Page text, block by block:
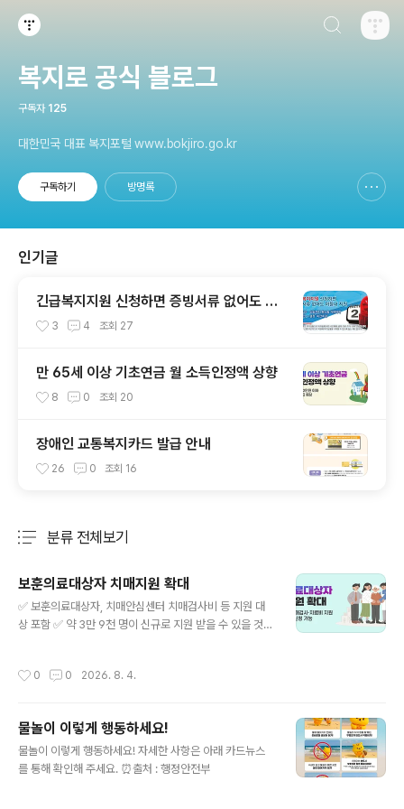
복지로 공식 블로그
구독자 125
대한민국 대표 복지포털 www.bokjiro.go.kr
구독하기 방명록
인기글
긴급복지지원 신청하면 증빙서류 없어도 이
틀내 지원
3 4 조회 27
만 65세 이상 기초연금 월 소득인정액 상향
8 0 조회 20
장애인 교통복지카드 발급 안내
26 0 조회 16
분류 전체보기
보훈의료대상자 치매지원 확대
✅ 보훈의료대상자, 치매안심센터 치매검사비 등 지원 대
상 포함 ✅ 약 3만 9천 명이 신규로 지원 받을 수 있을 것으
이 거주지 인근 병·의원이나 치매안심센터를 통해 치매검
대상자들의 의료서비스 접근성과 편의성 등을 강화하기로
했다고 밝혔다. * 국가보훈대상자 중 보훈의료지원 혜택을
받는 사람, 보훈병원 등 이용 시 치료비 감면 등의 지원 부
0 0 2026. 8. 4.
물놀이 이렇게 행동하세요!
물놀이 이렇게 행동하세요! 자세한 사항은 아래 카드뉴스
를 통해 확인해 주세요. ⏰출처 : 행정안전부